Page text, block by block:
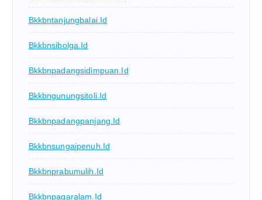
Bkkbntanjungbalai.id
Bkkbnsibolga.id
Bkkbnpadangsidimpuan.id
Bkkbngunungsitoli.id
Bkkbnpadangpanjang.id
Bkkbnsungaipenuh.id
Bkkbnprabumulih.id
Bkkbnpagaralam.id